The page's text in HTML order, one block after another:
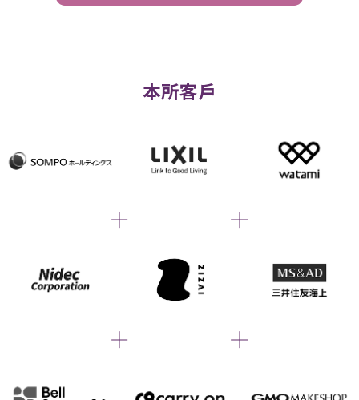
本所客戶